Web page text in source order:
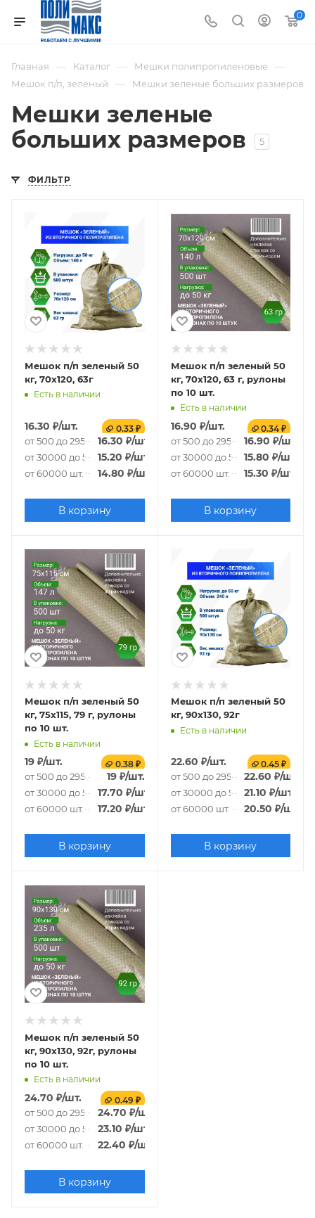
0
Главная — Каталог — Мешки полипропиленовые —
Мешок п/п, зеленый — Мешки зеленые больших размеров
Мешки зеленые
больших размеров
5
ФИЛЬТР
Мешок п/п зеленый 50
кг, 70x120, 63г
Есть в наличии
16.30 ₽/шт. 0.33 ₽
от 500 до 29500 шт.
16.30 ₽/шт.
от 30000 до 59500 шт.
15.20 ₽/шт.
от 60000 шт. 14.80 ₽/шт.
В корзину
Мешок п/п зеленый 50
кг, 70x120, 63 г, рулоны
по 10 шт.
Есть в наличии
16.90 ₽/шт. 0.34 ₽
от 500 до 29500 шт.
16.90 ₽/шт.
от 30000 до 59500 шт.
15.80 ₽/шт.
от 60000 шт. 15.30 ₽/шт.
В корзину
Мешок п/п зеленый 50
кг, 75x115, 79 г, рулоны
по 10 шт.
Есть в наличии
19 ₽/шт. 0.38 ₽
от 500 до 29500 шт.
19₽/шт.
от 30000 до 59500 шт.
17.70 ₽/шт.
от 60000 шт. 17.20 ₽/шт.
В корзину
Мешок п/п зеленый 50
кг, 90x130, 92г
Есть в наличии
22.60 ₽/шт. 0.45 ₽
от 500 до 29500 шт.
22.60 ₽/шт.
от 30000 до 59500 шт.
21.10 ₽/шт.
от 60000 шт. 20.50 ₽/шт.
В корзину
Мешок п/п зеленый 50
кг, 90x130, 92г, рулоны
по 10 шт.
Есть в наличии
24.70 ₽/шт. 0.49 ₽
от 500 до 29500 шт.
24.70 ₽/шт.
от 30000 до 59500 шт.
23.10 ₽/шт.
от 60000 шт. 22.40 ₽/шт.
В корзину